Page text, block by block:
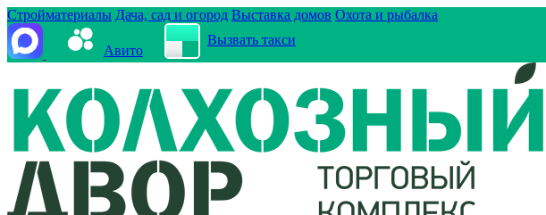
Стройматериалы Дача, сад и огород Выставка домов Охота и рыбалка
Авито
Вызвать такси